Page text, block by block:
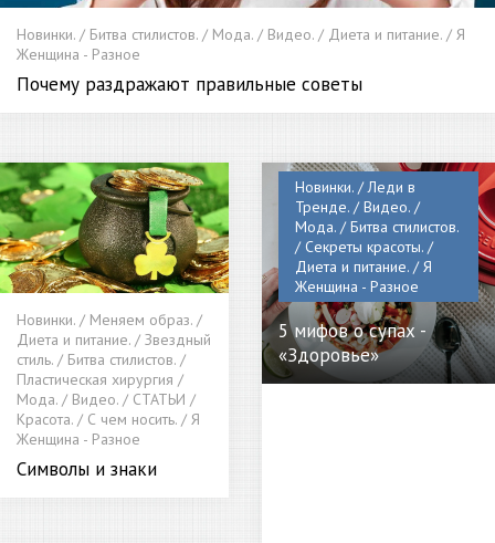
Новинки. / Битва стилистов. / Мода. / Видео. / Диета и питание. / Я
Женщина - Разное
Почему раздражают правильные советы
Новинки. / Меняем образ. /
Диета и питание. / Звездный
стиль. / Битва стилистов. /
Пластическая хирургия /
Мода. / Видео. / СТАТЬИ /
Красота. / С чем носить. / Я
Женщина - Разное
Символы и знаки
Новинки. / Леди в
Тренде. / Видео. /
Мода. / Битва стилистов.
/ Секреты красоты. /
Диета и питание. / Я
Женщина - Разное
5 мифов о супах -
«Здоровье»